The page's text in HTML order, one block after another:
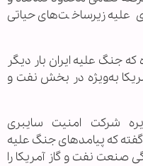
علیه زیرساخت‌های حیاتی
جنگ علیه ایران بار دیگر
به‌ویژه در بخش نفت و
شرکت امنیت سایبری
که پیامدهای جنگ علیه
صنعت نفت و گاز آمریکا را